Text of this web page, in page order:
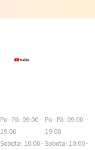
Po - Pá: 09:00 -
19:00
Sobota: 10:00 -
Po - Pá: 09:00 -
19:00
Sobota: 10:00 -